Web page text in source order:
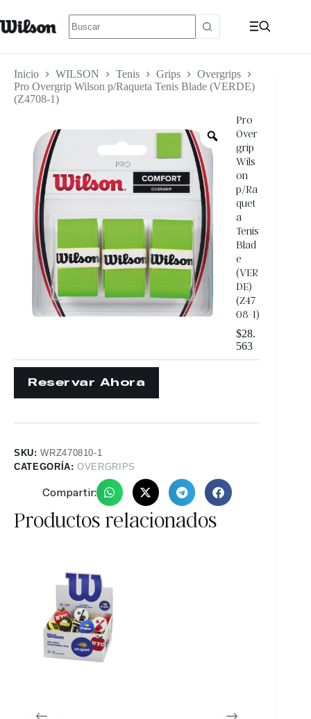
Inicio WILSON Tenis Grips
Overgrips
Pro Overgrip Wilson p/Raqueta Tenis Blade (VERDE)
(Z4708-1)
Pro
Over
grip
Wils
on
p/Ra
quet
a
Tenis
Blad
e
(VER
DE)
(Z47
08-1)
$28.
563
SKU:WRZ470810-1
CATEGORÍA:OVERGRIPS
Compartir:
Productos relacionados